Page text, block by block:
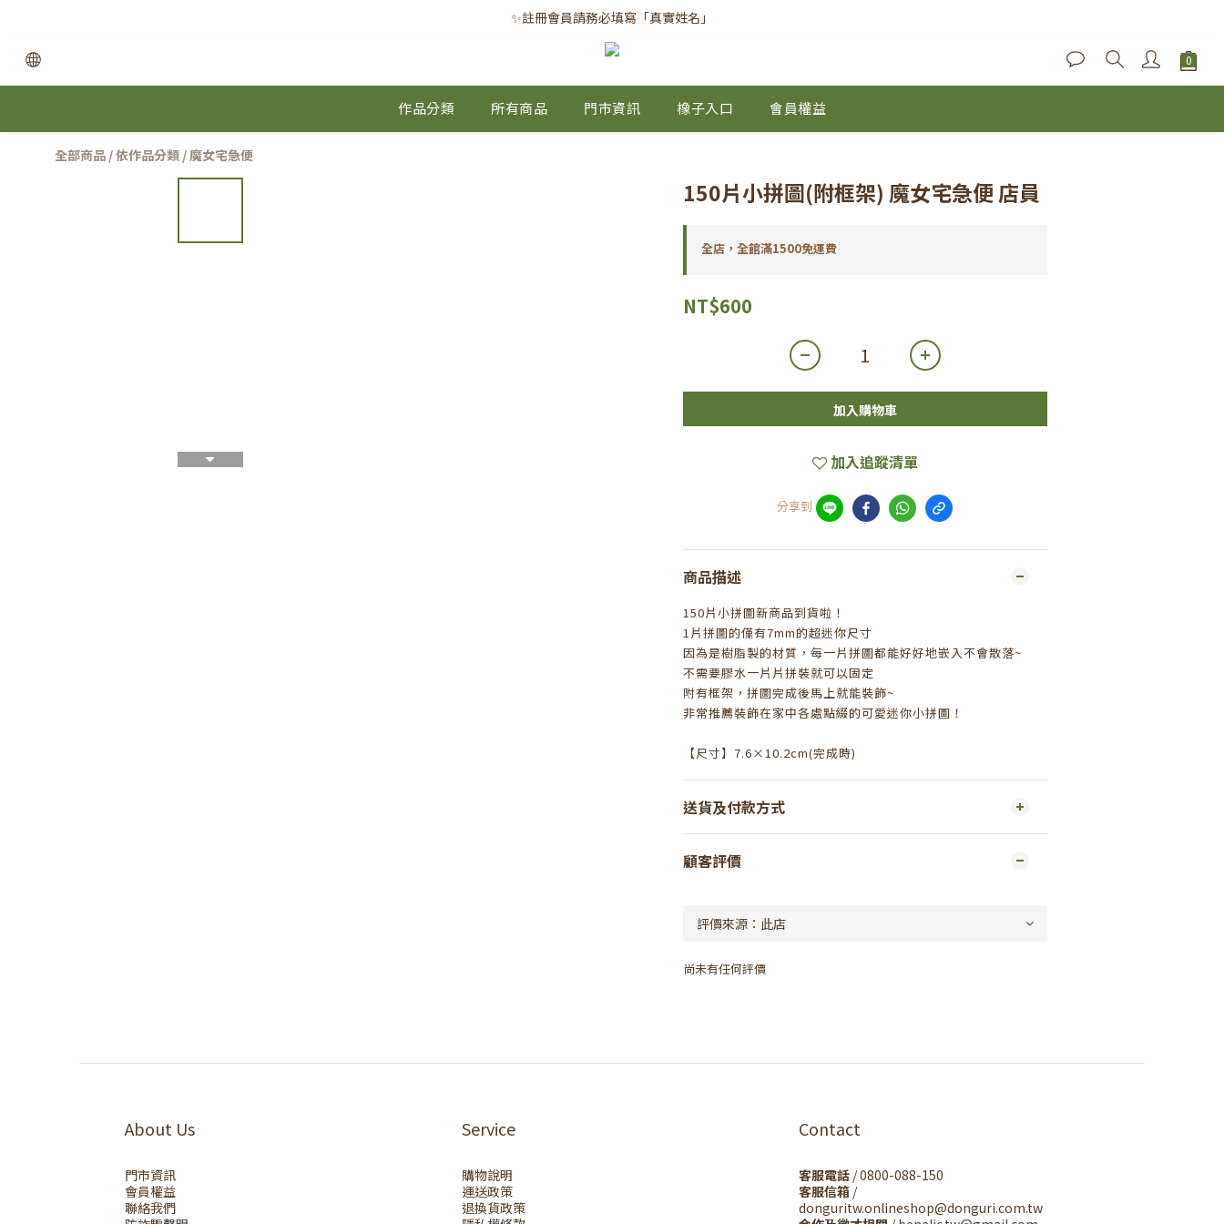
✨註冊會員請務必填寫「真實姓名」
✨註冊會員請務必填寫「真實姓名」
｜每月8日｜會員滿千免運日
✨註冊會員請務必填寫「真實姓名」
作品分類 所有商品 門市資訊 橡子入口 會員權益
全部商品 /依作品分類 /魔女宅急便
150片小拼圖(附框架) 魔女宅急便 店員
全店，全館滿1500免運費
NT$600
加入購物車
加入追蹤清單
分享到
商品描述
150片小拼圖新商品到貨啦！
1片拼圖的僅有7mm的超迷你尺寸
因為是樹脂製的材質，每一片拼圖都能好好地嵌入不會散落~
不需要膠水一片片拼裝就可以固定
附有框架，拼圖完成後馬上就能裝飾~
非常推薦裝飾在家中各處點綴的可愛迷你小拼圖！
【尺寸】7.6×10.2cm(完成時)
送貨及付款方式
顧客評價
尚未有任何評價
About Us
門市資訊
會員權益
聯絡我們
Service
購物說明
運送政策
退換貨政策
Contact
客服電話 / 0800-088-150
客服信箱 /
donguritw.onlineshop@donguri.com.tw